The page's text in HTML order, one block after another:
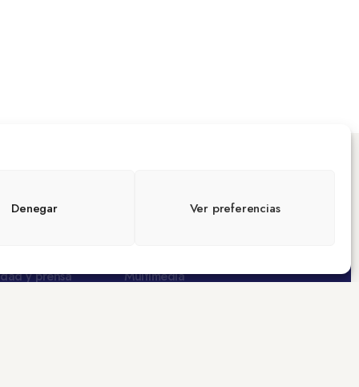
Denegar Ver preferencias
y prensa Multimedia